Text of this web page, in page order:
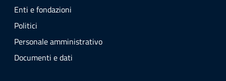
Enti e fondazioni
Politici
Personale amministrativo
Documenti e dati